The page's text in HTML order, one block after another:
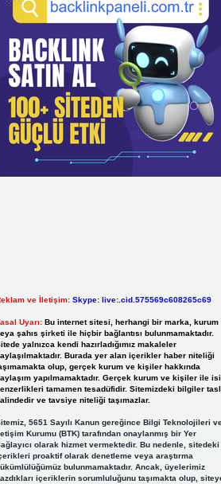
ve İletişim: Skype: live:.cid.575569c608265c69
Uyarı: Bu internet sitesi, herhangi bir marka, kurum
şahıs şirketi ile hiçbir bağlantısı bulunmamaktadır.
yalnızca kendi hazırladığımız makaleler
Burada yer alan içerikler haber niteliği
olup, gerçek kurum ve kişiler hakkında
yapılmamaktadır. Gerçek kurum ve kişiler ile
tamamen tesadüfidir. Sitemizdeki bilgiler
ve tavsiye niteliği taşımazlar.
5651 Sayılı Kanun gereğince Bilgi Teknolojileri
İletişim Kurumu (BTK) tarafından onaylanmış bir Yer
olarak hizmet vermektedir. Bu nedenle, sitedeki
proaktif olarak denetleme veya araştırma
bulunmamaktadır. Ancak, üyelerimiz
içeriklerin sorumluluğunu taşımakta olup,